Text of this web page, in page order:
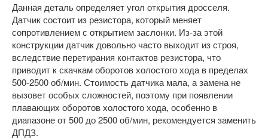
Данная деталь определяет угол открытия дросселя.
Датчик состоит из резистора, который меняет
сопротивлением с открытием заслонки. Из-за этой
конструкции датчик довольно часто выходит из строя,
вследствие перетирания контактов резистора, что
приводит к скачкам оборотов холостого хода в пределах
500-2500 об/мин. Стоимость датчика мала, а замена не
вызовет особых сложностей, поэтому при появлении
плавающих оборотов холостого хода, особенно в
диапазоне от 500 до 2500 об/мин, рекомендуется заменить
ДПДЗ.